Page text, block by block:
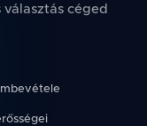
céged